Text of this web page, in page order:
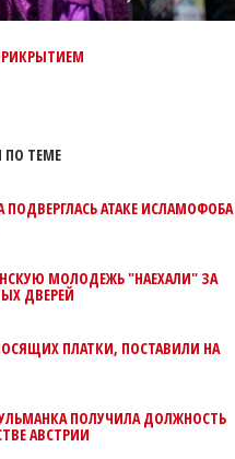
ПО ТЕМЕ
ПОДВЕРГЛАСЬ АТАКЕ ИСЛАМОФОБА
МОЛОДЕЖЬ "НАЕХАЛИ" ЗА
ДВЕРЕЙ
ПЛАТКИ, ПОСТАВИЛИ НА
ПОЛУЧИЛА ДОЛЖНОСТЬ
АВСТРИИ